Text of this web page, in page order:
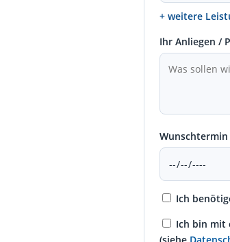
+ weitere
Ihr Anliegen /
Wunschtermin
Ich
Ich bin mit